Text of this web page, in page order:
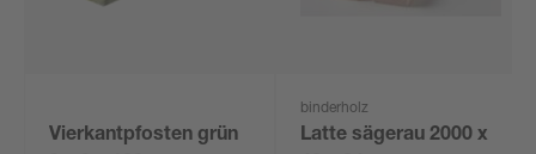
Vierkantpfosten grün
binderholz
Latte sägerau 2000 x